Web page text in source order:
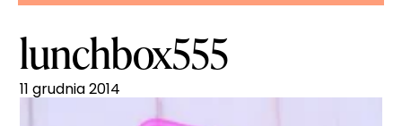
lunchbox555
11 grudnia 2014